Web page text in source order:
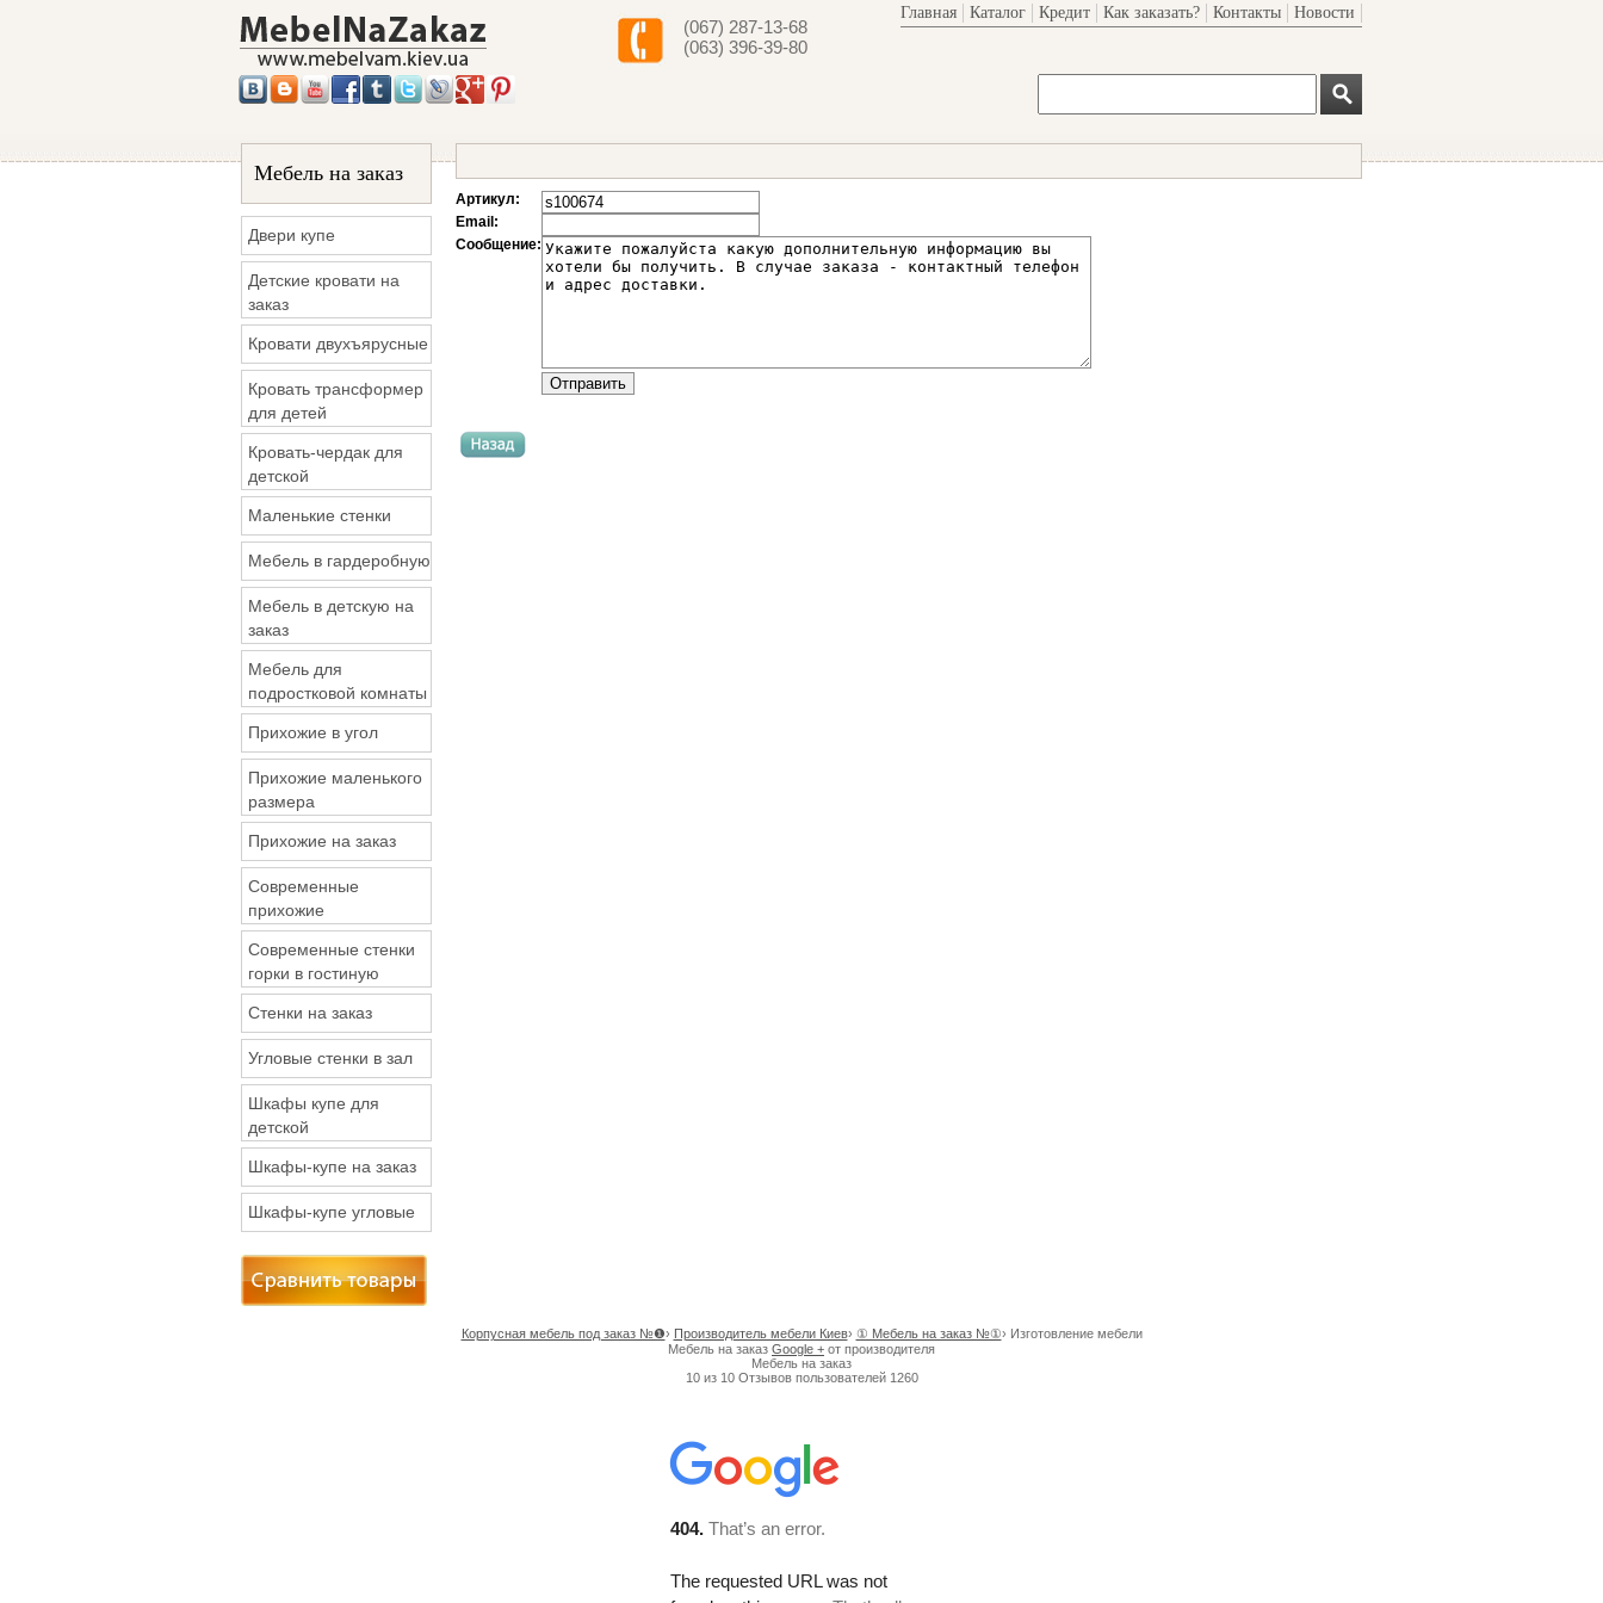
Главная Каталог Кредит Как заказать? Контакты Новости
(067) 287-13-68
(063) 396-39-80
Мебель на заказ
Двери купе
Детские кровати на
заказ
Кровати двухъярусные
Кровать трансформер
для детей
Кровать-чердак для
детской
Маленькие стенки
Мебель в гардеробную
Мебель в детскую на
заказ
Мебель для
подростковой комнаты
Прихожие в угол
Прихожие маленького
размера
Прихожие на заказ
Современные
прихожие
Современные стенки
горки в гостиную
Стенки на заказ
Угловые стенки в зал
Шкафы купе для
детской
Шкафы-купе на заказ
Шкафы-купе угловые
Артикул:
Email:
Сообщение:
Корпусная мебель под заказ №❶› Производитель мебели Киев› ① Мебель на заказ №①› Изготовление мебели
Мебель на заказ Google + от производителя
Мебель на заказ
10 из 10 Отзывов пользователей 1260